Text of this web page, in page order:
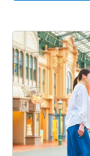
東京ディズニーシ
ファンタジーシャ
東京ディズニーラ
ディズニーアンバ